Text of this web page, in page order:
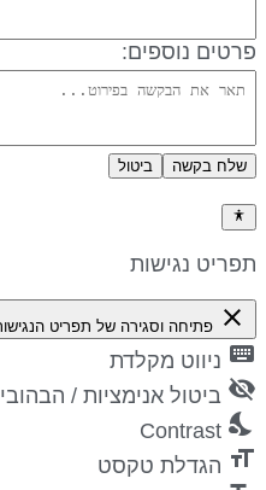
נוספים:
שלח בקשה ביטול
נגישות
close פתיחה וסגירה של תפריט הנגישות
ניווט מקלדת
ביטול אנימציות / הבהובים
Contrast
הגדלת טקסט